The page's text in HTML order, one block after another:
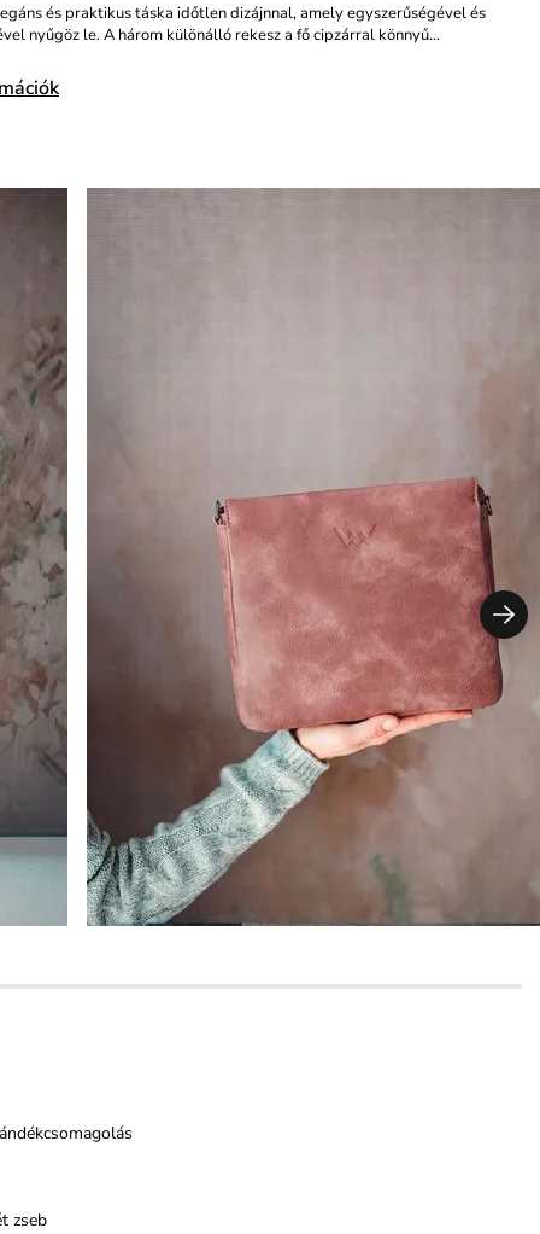
és praktikus táska időtlen dizájnnal, amely egyszerűségével és
nyűgöz le. A három különálló rekesz a fő cipzárral könnyű…
zseb